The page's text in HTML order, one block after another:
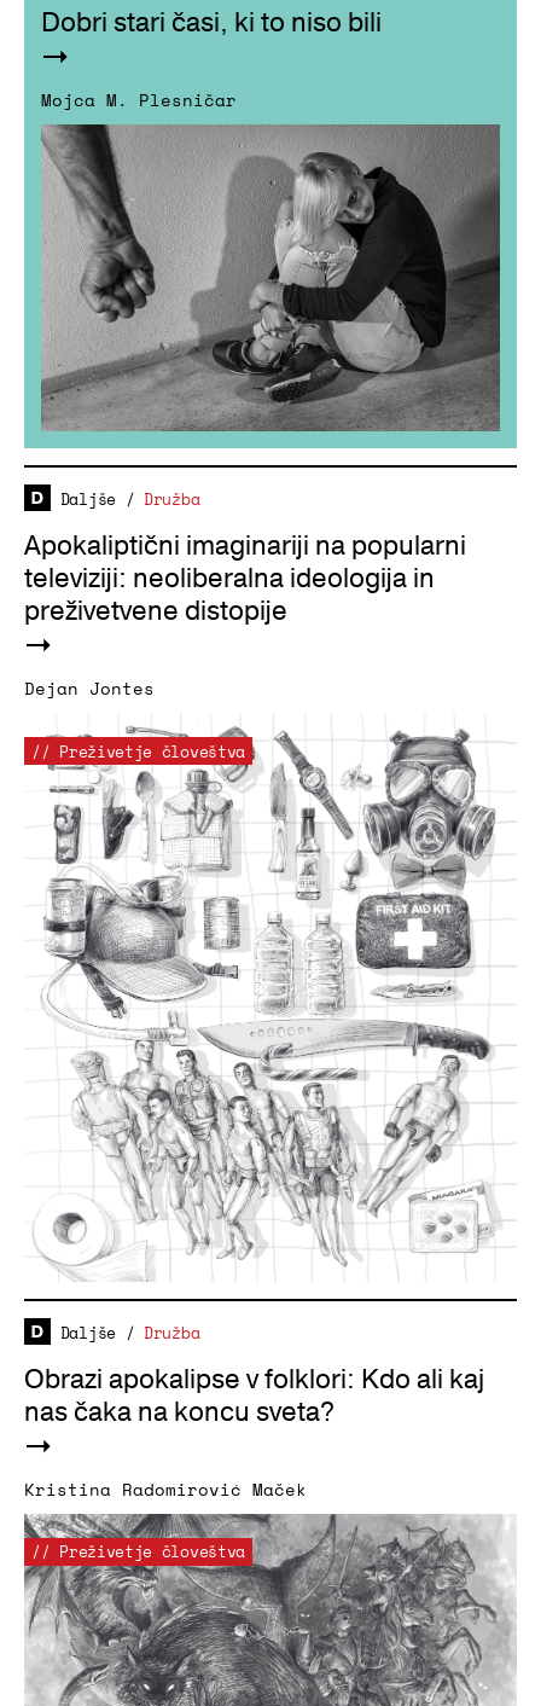
Dobri stari časi, ki to niso bili
Mojca M. Plesničar
Daljše / Družba
Apokaliptični imaginariji na popularni
televiziji: neoliberalna ideologija in
preživetvene distopije
Dejan Jontes
// Preživetje človeštva
Daljše / Družba
Obrazi apokalipse v folklori: Kdo ali kaj
nas čaka na koncu sveta?
Kristina Radomirović Maček
// Preživetje človeštva